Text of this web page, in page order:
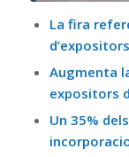
La fira
d’expositors
Augmenta
expositors
Un 35%